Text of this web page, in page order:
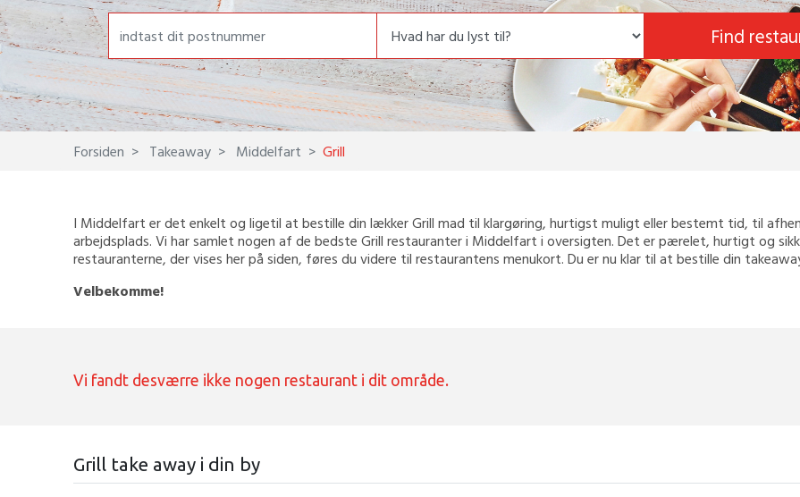
Find
Forsiden Takeaway Middelfart Grill
I Middelfart er det enkelt og ligetil at bestille din lækker Grill mad til klargøring, hurtigst muligt eller bestemt tid, til
arbejdsplads. Vi har samlet nogen af de bedste Grill restauranter i Middelfart i oversigten. Det er pærelet, hurtigt og
restauranterne, der vises her på siden, føres du videre til restaurantens menukort. Du er nu klar til at bestille din
Velbekomme!
Vi fandt desværre ikke nogen restaurant i dit område.
Grill take away i din by